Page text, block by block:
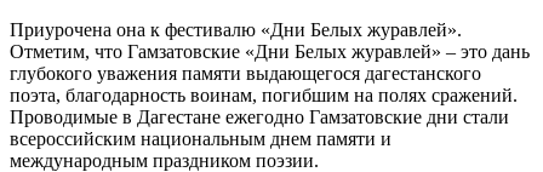
Приурочена она к фестивалю «Дни Белых журавлей».
Отметим, что Гамза­товские «Дни Белых журавлей» – это дань
глубокого уважения памяти выдаю­щегося дагестанского
поэта, благодар­ность воинам, погибшим на полях сра­жений.
Проводимые в Дагестане еже­годно Гамзатовские дни стали
всерос­сийским национальным днем памяти и
международным праздником поэзии.